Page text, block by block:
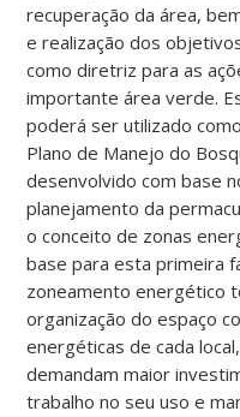
recuperação da área,
e realização dos
como diretriz para as
importante área verde.
poderá ser utilizado
Plano de Manejo do
desenvolvido com base
planejamento da
o conceito de zonas
base para esta primeira
zoneamento energético
organização do espaço
energéticas de cada
demandam maior
trabalho no seu uso e